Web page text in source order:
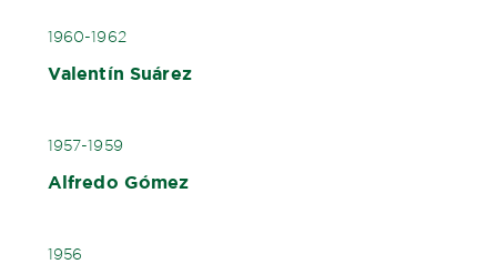
1960-1962
Valentín Suárez
1957-1959
Alfredo Gómez
1956